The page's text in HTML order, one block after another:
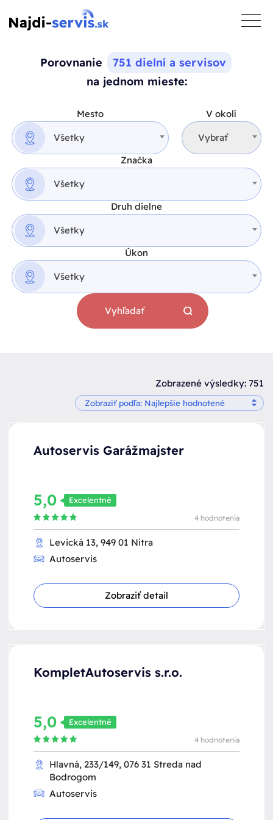
toggle
Porovnanie
751 dielní a servisov
na jednom mieste:
Mesto
Všetky
V okolí
Vybrať
Značka
Všetky
Druh dielne
Všetky
Úkon
Všetky
Vyhľadať
Zobrazené výsledky: 751
Autoservis Garážmajster
5,0 Excelentné
4 hodnotenia
Levická 13, 949 01 Nitra
Autoservis
Zobraziť detail
KompletAutoservis s.r.o.
5,0 Excelentné
4 hodnotenia
Hlavná, 233/149, 076 31 Streda nad
Bodrogom
Autoservis